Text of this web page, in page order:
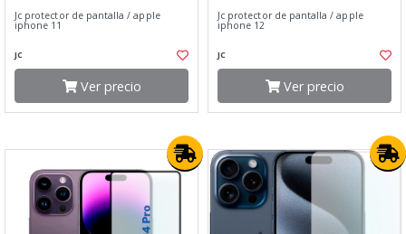
Jc protector de pantalla / apple
iphone 11
JC
Ver precio
Jc protector de pantalla / apple
iphone 12
JC
Ver precio